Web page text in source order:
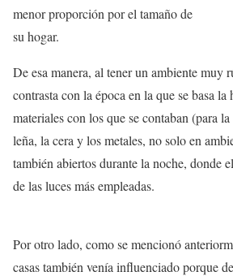
menor proporción por el tamaño de
su hogar.
De esa manera, al tener un ambiente muy
contrasta con la época en la que se basa
materiales con los que se contaban (para
leña, la cera y los metales, no solo en
también abiertos durante la noche, donde
de las luces más empleadas.
Por otro lado, como se mencionó
casas también venía influenciado porque